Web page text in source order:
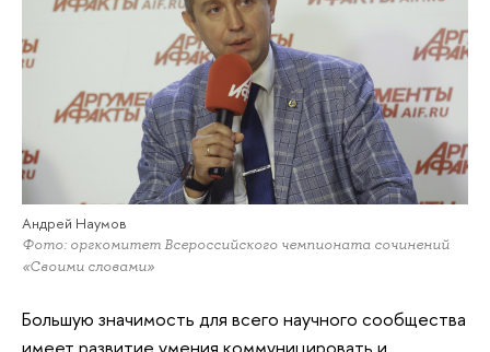
Андрей Наумов
Фото: оргкомитет Всероссийского чемпионата сочинений
«Своими словами»
Большую значимость для всего научного сообщества